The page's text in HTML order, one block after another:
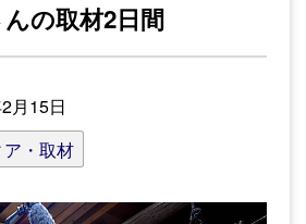
の取材2日間
月15日
・取材